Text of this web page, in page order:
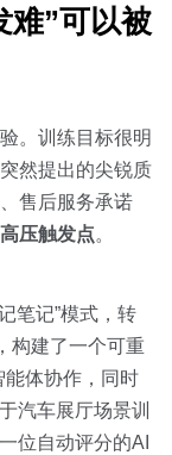
难”可以被
。训练目标很明
然提出的尖锐质
售后服务承诺
高压触发点。
笔记”模式，转
构建了一个可重
能体协作，同时
汽车展厅场景训
位自动评分的AI